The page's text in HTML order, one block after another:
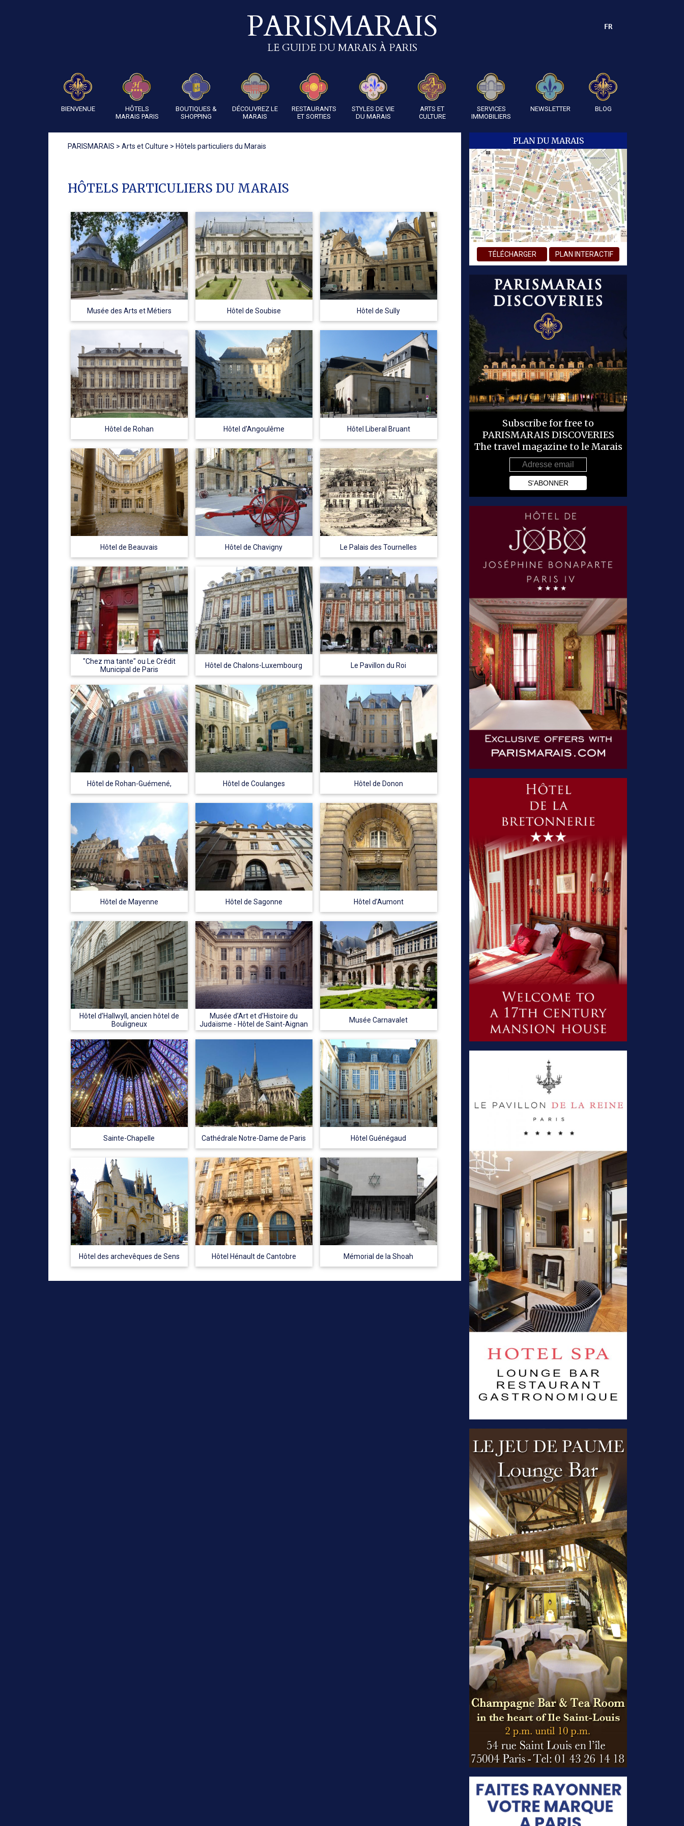
PARISMARAIS
LE GUIDE DU MARAIS À PARIS
FR
BIENVENUE
HÔTELS
MARAIS PARIS
BOUTIQUES &
SHOPPING
DÉCOUVREZ LE
MARAIS
RESTAURANTS
ET SORTIES
STYLES DE VIE
DU MARAIS
ARTS ET
CULTURE
SERVICES
IMMOBILIERS
NEWSLETTER BLOG
PARISMARAIS > Arts et Culture > Hôtels particuliers du Marais
HÔTELS PARTICULIERS DU MARAIS
Musée des Arts et Métiers Hôtel de Soubise Hôtel de Sully
Hôtel de Rohan Hôtel d'Angoulême Hôtel Liberal Bruant
Hôtel de Beauvais Hôtel de Chavigny Le Palais des Tournelles
"Chez ma tante" ou Le Crédit
Municipal de Paris
Hôtel de Chalons-Luxembourg Le Pavillon du Roi
Hôtel de Rohan-Guémené, Hôtel de Coulanges Hôtel de Donon
Hôtel de Mayenne Hôtel de Sagonne Hôtel d’Aumont
Hôtel d’Hallwyll, ancien hôtel de
Bouligneux
Musée d’Art et d’Histoire du
Judaïsme - Hôtel de Saint-Aignan
Musée Carnavalet
Sainte-Chapelle Cathédrale Notre-Dame de Paris Hôtel Guénégaud
Hôtel des archevêques de Sens Hôtel Hénault de Cantobre Mémorial de la Shoah
PLAN DU MARAIS
TÉLÉCHARGER PLAN INTERACTIF
Subscribe for free to
PARISMARAIS DISCOVERIES
The travel magazine to le Marais